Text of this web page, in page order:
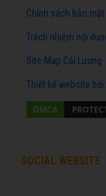
Chính sách bảo mật
Trách nhiệm nội
Site-Map Cải Lương
Thiết kế website bởi:
SOCIAL WEBSITE